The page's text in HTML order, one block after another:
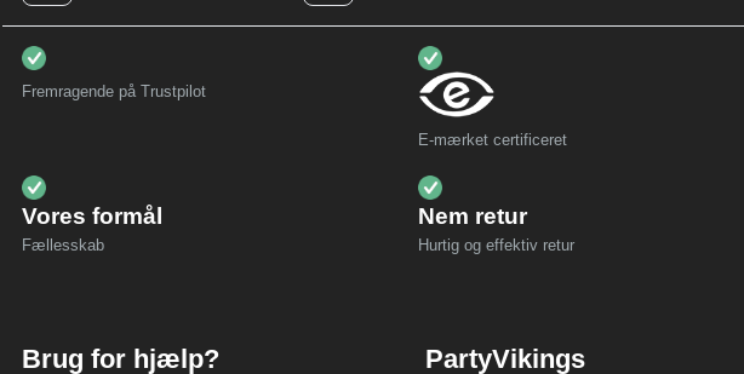
Fremragende på Trustpilot
E-mærket certificeret
Vores formål
Fællesskab
Nem retur
Hurtig og effektiv retur
Brug for hjælp? PartyVikings